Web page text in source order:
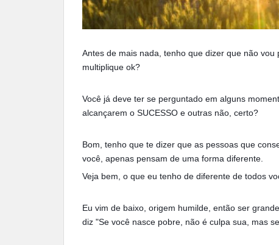
Antes de mais nada, tenho que dizer que não
multiplique ok?
Você já deve ter se perguntado em alguns
alcançarem o SUCESSO e outras não, certo?
Bom, tenho que te dizer que as pessoas que
você, apenas pensam de uma forma diferente.
Veja bem, o que eu tenho de diferente de todos
Eu vim de baixo, origem humilde, então ser
diz "Se você nasce pobre, não é culpa sua, mas